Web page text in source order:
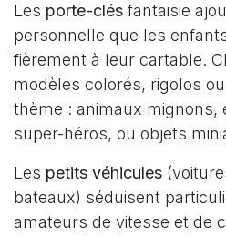
Les porte-clésfantaisie
personnelle que les
fièrement à leur cartable.
modèles colorés, rigolos
thème : animaux mignons,
super-héros, ou objets
Les petits véhicules
bateaux) séduisent
amateurs de vitesse et de